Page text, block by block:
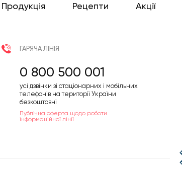
Продукція Рецепти Акції
ГАРЯЧА ЛІНІЯ
0 800 500 001
усі дзвінки зі стаціонарних і мобільних
телефонів на території України
безкоштовні
Публічна оферта щодо роботи
інформаційної лінії